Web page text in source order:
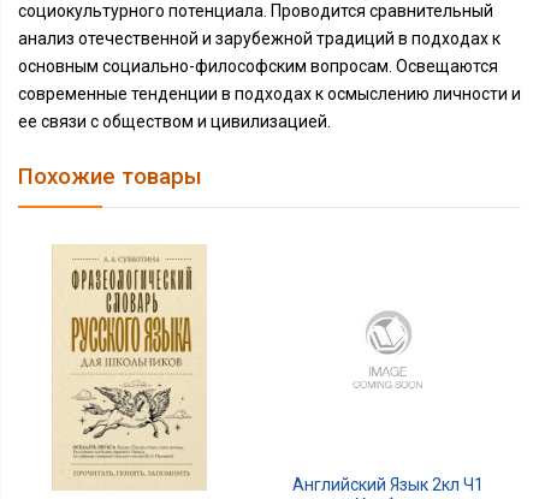
социокультурного потенциала. Проводится сравнительный
анализ отечественной и зарубежной традиций в подходах к
основным социально-философским вопросам. Освещаются
современные тенденции в подходах к осмыслению личности и
ее связи с обществом и цивилизацией.
Похожие товары
Английский Язык 2кл Ч1